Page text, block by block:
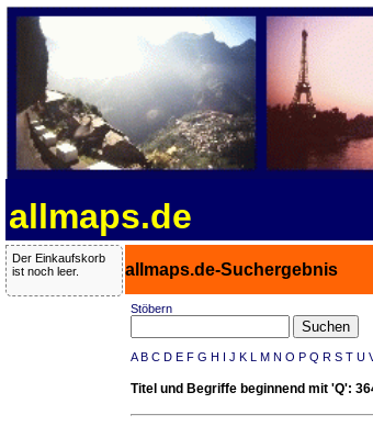
allmaps.de
Der Einkaufskorb
ist noch leer.
allmaps.de-Suchergebnis
Stöbern
AB C D E F G H I J K L M N O P Q R S T U
Titel und Begriffe beginnend mit 'Q':